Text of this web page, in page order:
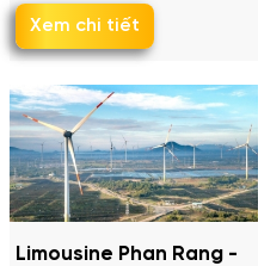
Xem chi tiết
Limousine Phan Rang -